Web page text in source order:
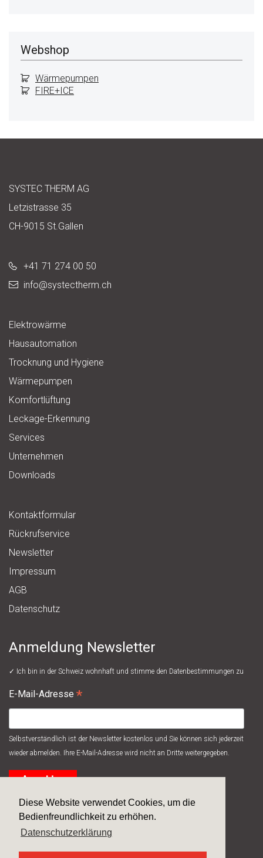
Diese Website verwendet Cookies, um die
Bedienfreundlichkeit zu erhöhen.
Datenschutzerklärung
Webshop
Wärmepumpen
FIRE+ICE
SYSTEC THERM AG
Letzistrasse 35
CH-9015 St.Gallen
+41 71 274 00 50
info@systectherm.ch
Elektrowärme
Hausautomation
Trocknung und Hygiene
Wärmepumpen
Komfortlüftung
Leckage-Erkennung
Services
Unternehmen
Downloads
Kontaktformular
Rückrufservice
Newsletter
Impressum
AGB
Datenschutz
Anmeldung Newsletter
✓ Ich bin in der Schweiz wohnhaft und stimme den Datenbestimmungen zu
E-Mail-Adresse *
Selbstverständlich ist der Newsletter kostenlos und Sie können sich jederzeit
wieder abmelden. Ihre E-Mail-Adresse wird nicht an Dritte weitergegeben.